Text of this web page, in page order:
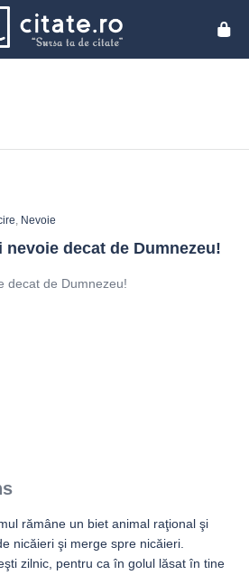
, Nevoie
decat de Dumnezeu!
decat de Dumnezeu!
rămâne un biet animal raţional şi
nicăieri şi merge spre nicăieri.
zilnic, pentru ca în golul lăsat în tine